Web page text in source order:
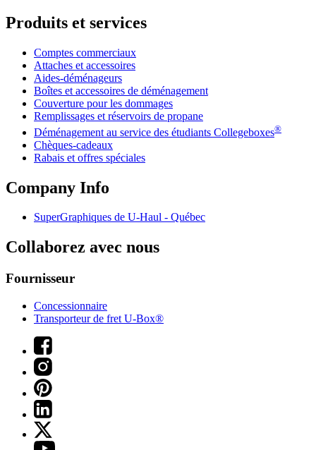
Produits et services
Comptes commerciaux
Attaches et accessoires
Aides-déménageurs
Boîtes et accessoires de déménagement
Couverture pour les dommages
Remplissages et réservoirs de propane
Déménagement au service des étudiants Collegeboxes®
Chèques-cadeaux
Rabais et offres spéciales
Company Info
SuperGraphiques de U-Haul - Québec
Collaborez avec nous
Fournisseur
Concessionnaire
Transporteur de fret U-Box®